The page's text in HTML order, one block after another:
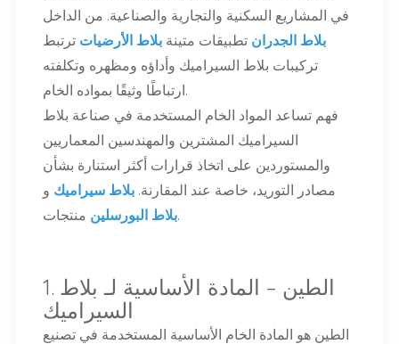
في المشاريع السكنية والتجارية والصناعية. من الداخل
بلاط الجدران تطبيقات متينةبلاط الأرضيات ترتبط
تركيبات بلاط السيراميك وأداؤه ومظهره وتكلفته
ارتباطًا وثيقًا بمواده الخام.
فهم تساعد المواد الخام المستخدمة في صناعة بلاط
السيراميك المشترين والمهندسين المعماريين
والمستوردين على اتخاذ قرارات أكثر استنارة بشأن
مصادر التوريد، خاصة عند المقارنة.بلاط سيراميك و
بلاط البورسلينمنتجات.
1. الطين – المادة الأساسية لـ بلاط
السيراميك
الطين هو المادة الخام الأساسية المستخدمة في تصنيع